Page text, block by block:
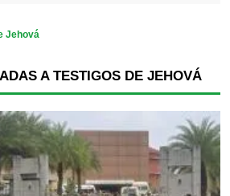
Jehová
A TESTIGOS DE JEHOVÁ